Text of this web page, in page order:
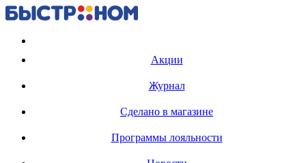
Акции
Журнал
Сделано в магазине
Программы лояльности